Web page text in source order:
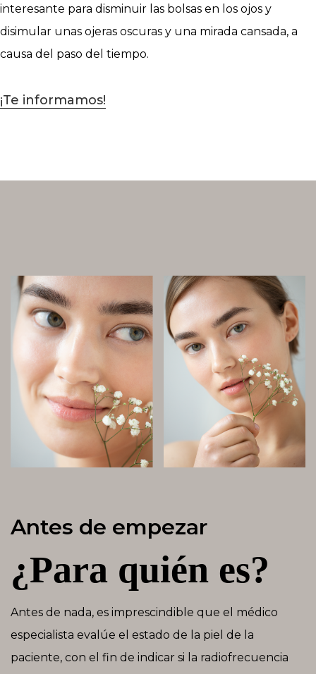
interesante para disminuir las bolsas en los ojos y
disimular unas ojeras oscuras y una mirada cansada, a
causa del paso del tiempo.
¡Te informamos!
Antes de empezar
¿Para quién es?
Antes de nada, es imprescindible que el médico
especialista evalúe el estado de la piel de la
paciente, con el fin de indicar si la radiofrecuencia